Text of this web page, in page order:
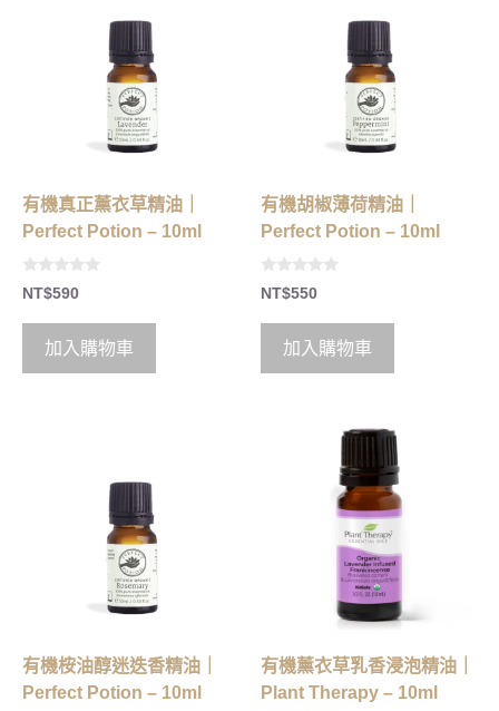
有機真正薰衣草精油｜
Perfect Potion – 10ml
0
o
5
NT$590
加入購物車
有機胡椒薄荷精油｜
Perfect Potion – 10ml
0
o
5
NT$550
加入購物車
有機桉油醇迷迭香精油｜
Perfect Potion – 10ml
有機薰衣草乳香浸泡精油｜
Plant Therapy – 10ml